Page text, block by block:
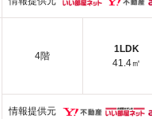
4階
1LDK
41.4㎡
情報提供元